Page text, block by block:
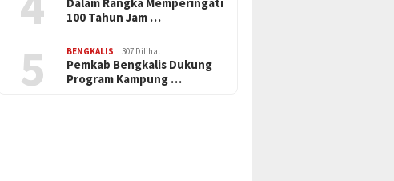
Dalam Rangka Memperingati
100 Tahun Jam …
5 BENGKALIS 307 Dilihat
Pemkab Bengkalis Dukung
Program Kampung …